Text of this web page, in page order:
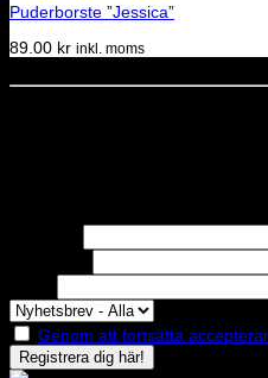
Puderborste ”Jessica”
89.00 kr inkl. moms
Genom att fortsätta